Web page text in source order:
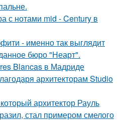
с нотами mid - Century в
- именно так выглядит
бюро "Неарт".
Blancas в Мадриде
архитекторам Studio
архитектор Рауль
стал примером смелого